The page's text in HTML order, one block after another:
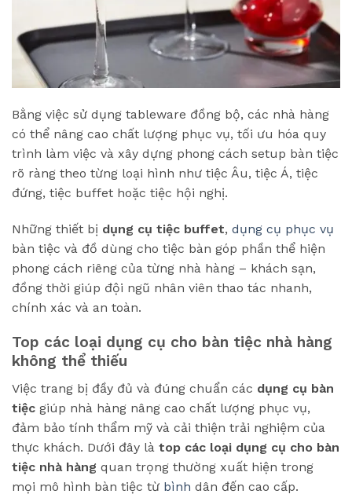
Bằng việc sử dụng tableware đồng bộ, các nhà hàng
có thể nâng cao chất lượng phục vụ, tối ưu hóa quy
trình làm việc và xây dựng phong cách setup bàn tiệc
rõ ràng theo từng loại hình như tiệc Âu, tiệc Á, tiệc
đứng, tiệc buffet hoặc tiệc hội nghị.
Những thiết bị dụng cụ tiệc buffet, dụng cụ phục vụ
bàn tiệc và đồ dùng cho tiệc bàn góp phần thể hiện
phong cách riêng của từng nhà hàng – khách sạn,
đồng thời giúp đội ngũ nhân viên thao tác nhanh,
chính xác và an toàn.
Top các loại dụng cụ cho bàn tiệc nhà hàng
không thể thiếu
Việc trang bị đầy đủ và đúng chuẩn các dụng cụ bàn
tiệc giúp nhà hàng nâng cao chất lượng phục vụ,
đảm bảo tính thẩm mỹ và cải thiện trải nghiệm của
thực khách. Dưới đây là top các loại dụng cụ cho bàn
tiệc nhà hàng quan trọng thường xuất hiện trong
mọi mô hình bàn tiệc từ bình dân đến cao cấp.